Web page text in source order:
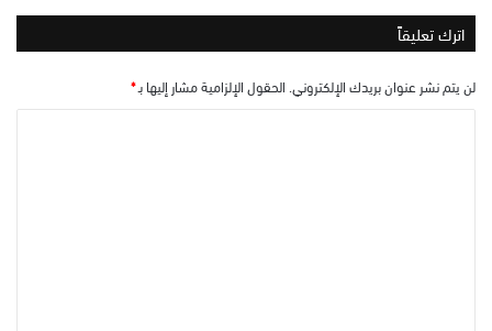
اترك تعليقاً
لن يتم نشر عنوان بريدك الإلكتروني. الحقول الإلزامية مشار إليها بـ*